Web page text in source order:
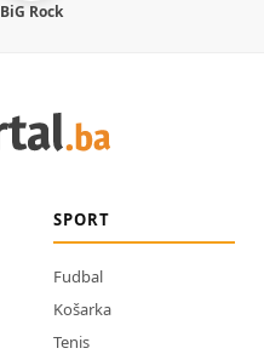
BiG Rock
SPORT
Fudbal
Košarka
Tenis